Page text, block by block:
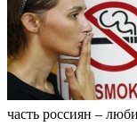
часть россиян –